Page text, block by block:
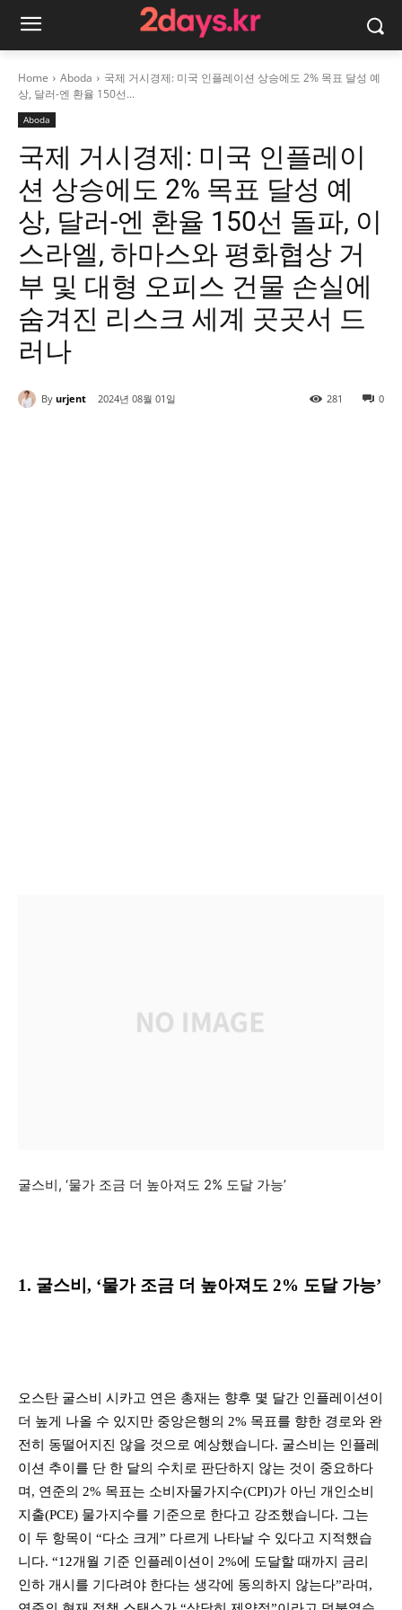
Home Aboda
국제 거시경제: 미국 인플레이션 상승에도 2% 목표 달성 예
상, 달러-엔 환율 150선...
Aboda
국제 거시경제: 미국 인플레이
션 상승에도 2% 목표 달성 예
상, 달러-엔 환율 150선 돌파, 이
스라엘, 하마스와 평화협상 거
부 및 대형 오피스 건물 손실에
숨겨진 리스크 세계 곳곳서 드
러나
By urjent 2024년 08월 01일 0
281
굴스비, ‘물가 조금 더 높아져도 2% 도달 가능’
1. 굴스비, ‘물가 조금 더 높아져도 2% 도달 가능’
오스탄 굴스비 시카고 연은 총재는 향후 몇 달간 인플레이션이
더 높게 나올 수 있지만 중앙은행의 2% 목표를 향한 경로와 완
전히 동떨어지진 않을 것으로 예상했습니다. 굴스비는 인플레
이션 추이를 단 한 달의 수치로 판단하지 않는 것이 중요하다
며, 연준의 2% 목표는 소비자물가지수(CPI)가 아닌 개인소비
지출(PCE) 물가지수를 기준으로 한다고 강조했습니다. 그는
이 두 항목이 “다소 크게” 다르게 나타날 수 있다고 지적했습
니다. “12개월 기준 인플레이션이 2%에 도달할 때까지 금리
인하 개시를 기다려야 한다는 생각에 동의하지 않는다”라며,